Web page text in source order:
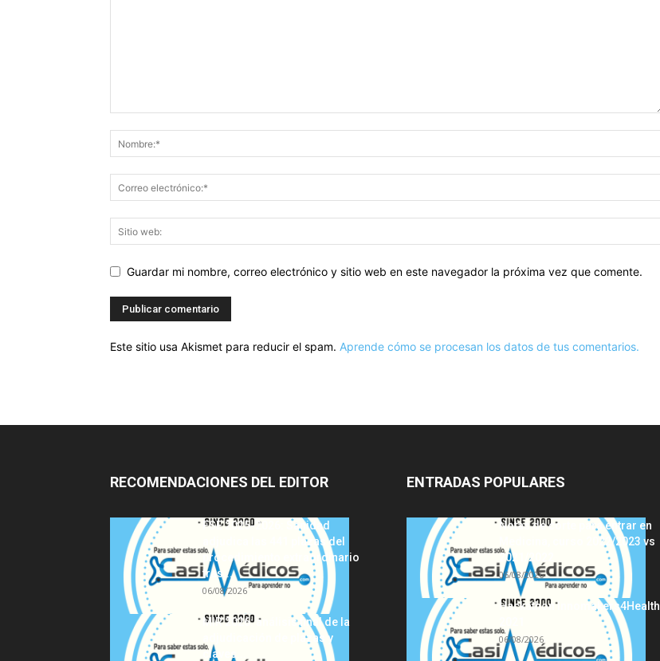
Guardar mi nombre, correo electrónico y sitio web en este navegador la próxima vez que comente.
Este sitio usa Akismet para reducir el spam. Aprende cómo se procesan los datos de tus comentarios.
RECOMENDACIONES DEL EDITOR
FSE 2025-2026: Sanidad
adjudica las 441 plazas del
procedimiento extraordinario
tras...
06/08/2026
MIR 2026: análisis final de la
adjudicación de plazas y
claves...
ENTRADAS POPULARES
Notas de corte para entrar en
Medicina, curso 2022/2023 vs
2021/2022
06/08/2026
Hackathon Innomakers4Health
06/08/2026